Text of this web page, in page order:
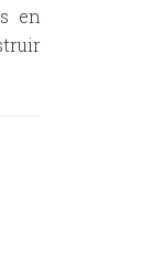
en